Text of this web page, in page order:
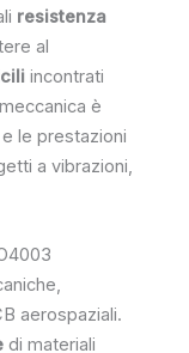
resistenza
al
incontrati
è
le prestazioni
a vibrazioni,
aerospaziali.
di materiali